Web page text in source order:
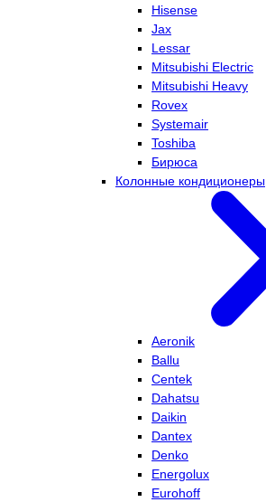
Hisense
Jax
Lessar
Mitsubishi Electric
Mitsubishi Heavy
Rovex
Systemair
Toshiba
Бирюса
Колонные кондиционеры
Aeronik
Ballu
Centek
Dahatsu
Daikin
Dantex
Denko
Energolux
Eurohoff